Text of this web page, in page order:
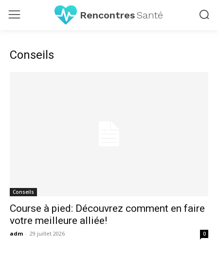
RencontresSanté
Conseils
Conseils
Course à pied: Découvrez comment en faire
votre meilleure alliée!
adm - 29 juillet 2026 0